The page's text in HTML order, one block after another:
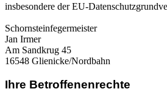
insbesondere der EU-
Schornsteinfegermeister
Jan Irmer
Am Sandkrug 45
16548 Glienicke/Nordbahn
Ihre Betroffenenrechte